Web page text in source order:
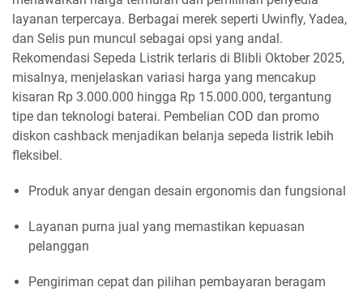
layanan terpercaya. Berbagai merek seperti Uwinfly, Yadea,
dan Selis pun muncul sebagai opsi yang andal.
Rekomendasi Sepeda Listrik terlaris di Blibli Oktober 2025,
misalnya, menjelaskan variasi harga yang mencakup
kisaran Rp 3.000.000 hingga Rp 15.000.000, tergantung
tipe dan teknologi baterai. Pembelian COD dan promo
diskon cashback menjadikan belanja sepeda listrik lebih
fleksibel.
Produk anyar dengan desain ergonomis dan fungsional
Layanan purna jual yang memastikan kepuasan
pelanggan
Pengiriman cepat dan pilihan pembayaran beragam